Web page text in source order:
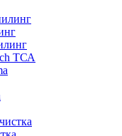
ТСА